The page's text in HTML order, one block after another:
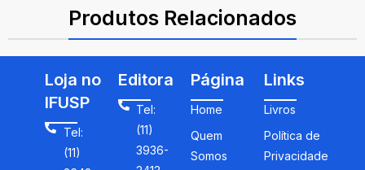
Produtos Relacionados
Loja no
IFUSP
Tel:
(11)
Editora
Tel:
(11)
3936-
Página
Home
Quem
Somos
Links
Livros
Política de
Privacidade